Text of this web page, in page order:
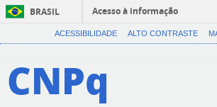
BRASIL
Acesso à informação
ACESSIBILIDADE ALTO CONTRASTE
CNPq